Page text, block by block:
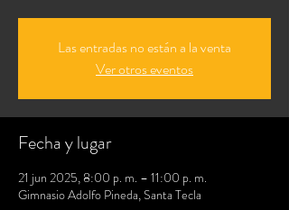
Las entradas no están a la venta
Ver otros eventos
Fecha y lugar
21 jun 2025, 8:00 p. m. – 11:00 p. m.
Gimnasio Adolfo Pineda, Santa Tecla